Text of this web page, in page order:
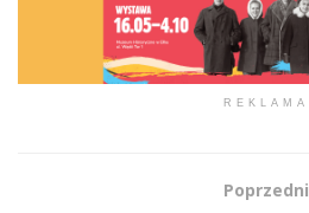
REKLAMA
Poprzedni